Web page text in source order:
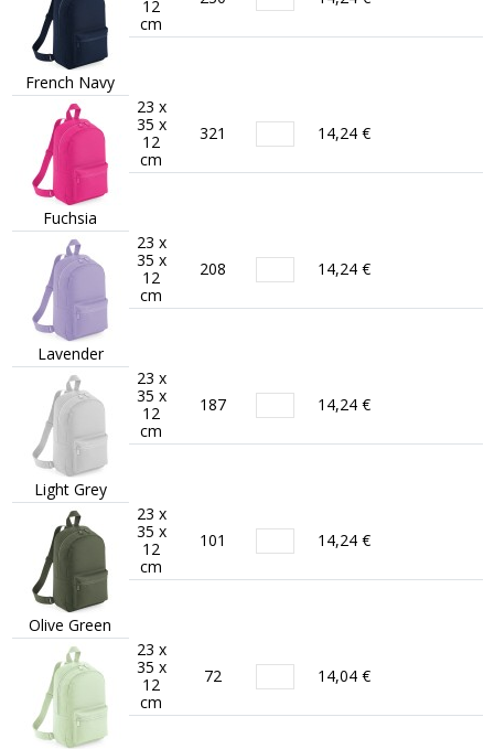
French Navy
12
cm
Fuchsia
23 x
35 x
12
cm
321 14,24 €
Lavender
23 x
35 x
12
cm
208 14,24 €
Light Grey
23 x
35 x
12
cm
187 14,24 €
Olive Green
23 x
35 x
12
cm
101 14,24 €
23 x
35 x
12
cm
72 14,04 €